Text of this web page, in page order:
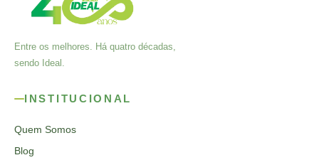
Entre os melhores. Há quatro décadas,
sendo Ideal.
INSTITUCIONAL
Quem Somos
Blog